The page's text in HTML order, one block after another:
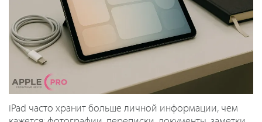
iPad часто хранит больше личной информации, чем